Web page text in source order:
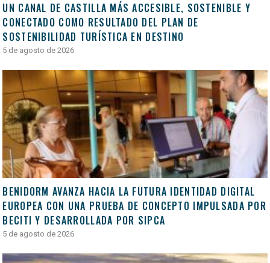
UN CANAL DE CASTILLA MÁS ACCESIBLE, SOSTENIBLE Y
CONECTADO COMO RESULTADO DEL PLAN DE
SOSTENIBILIDAD TURÍSTICA EN DESTINO
5 de agosto de 2026
BENIDORM AVANZA HACIA LA FUTURA IDENTIDAD DIGITAL
EUROPEA CON UNA PRUEBA DE CONCEPTO IMPULSADA POR
BECITI Y DESARROLLADA POR SIPCA
5 de agosto de 2026